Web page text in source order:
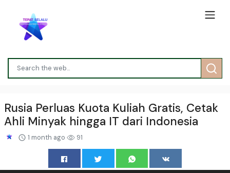
Rusia Perluas Kuota Kuliah Gratis, Cetak
Ahli Minyak hingga IT dari Indonesia
1 month ago 91